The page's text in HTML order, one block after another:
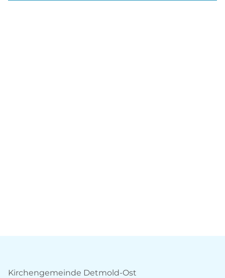
Kirchengemeinde Detmold-Ost